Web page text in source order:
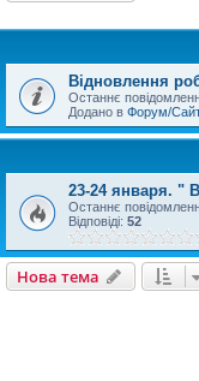
Відновлення
Останнє
Додано в Форум/
23-24 января. "
Останнє
Відповіді: 52
Нова тема